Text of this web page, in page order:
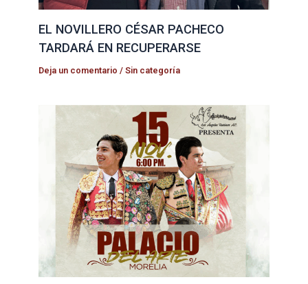
EL NOVILLERO CÉSAR PACHECO
TARDARÁ EN RECUPERARSE
Deja un comentario /Sin categoría